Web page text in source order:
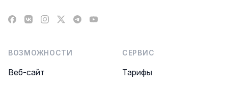
Facebook
VK Instagram
X TelegramYouTube
ВОЗМОЖНОСТИ
Веб-сайт
СЕРВИС
Тарифы